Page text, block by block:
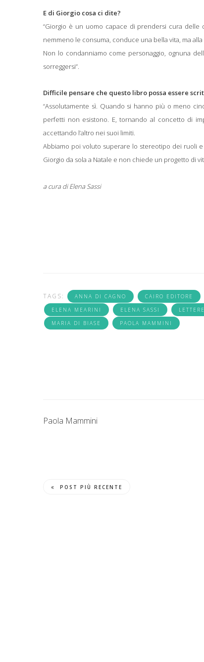
E di Giorgio cosa ci dite?
“Giorgio è un uomo capace di prendersi cura
nemmeno le consuma, conduce una bella vita, ma
Non lo condanniamo come personaggio, ognuna
sorreggersi”.
Difficile pensare che questo libro possa essere
“Assolutamente sì. Quando si hanno più o meno
perfetti non esistono. E, tornando al concetto di
accettando l’altro nei suoi limiti.
Abbiamo poi voluto superare lo stereotipo dei ruoli e
Giorgio da sola a Natale e non chiede un progetto di
a cura di Elena Sassi
TAGS: ANNA DI CAGNO CAIRO EDITORE
ELENA MEARINI
ELENA SASSI
LETTERE
MARIA DI BIASE
PAOLA MAMMINI
Paola Mammini
POST PIÙ RECENTE